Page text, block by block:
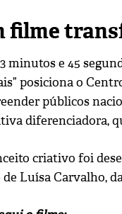
filme
minutos e 45
posiciona o
públicos
diferenciadora,
criativo foi
de Luísa Carvalho,